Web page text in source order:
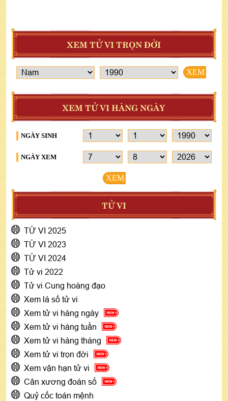
XEM TỬ VI TRỌN ĐỜI
XEM
XEM TỬ VI HÀNG NGÀY
NGÀY SINH
NGÀY XEM
XEM
TỬ VI
TỬ VI 2025
TỬ VI 2023
TỬ VI 2024
Tử vi 2022
Tử vi Cung hoàng đạo
Xem lá số tử vi
Xem tử vi hàng ngày
Xem tử vi hàng tuần
Xem tử vi hàng tháng
Xem tử vi trọn đời
Xem vận hạn tử vi
Cân xương đoán số
Quỷ cốc toán mệnh